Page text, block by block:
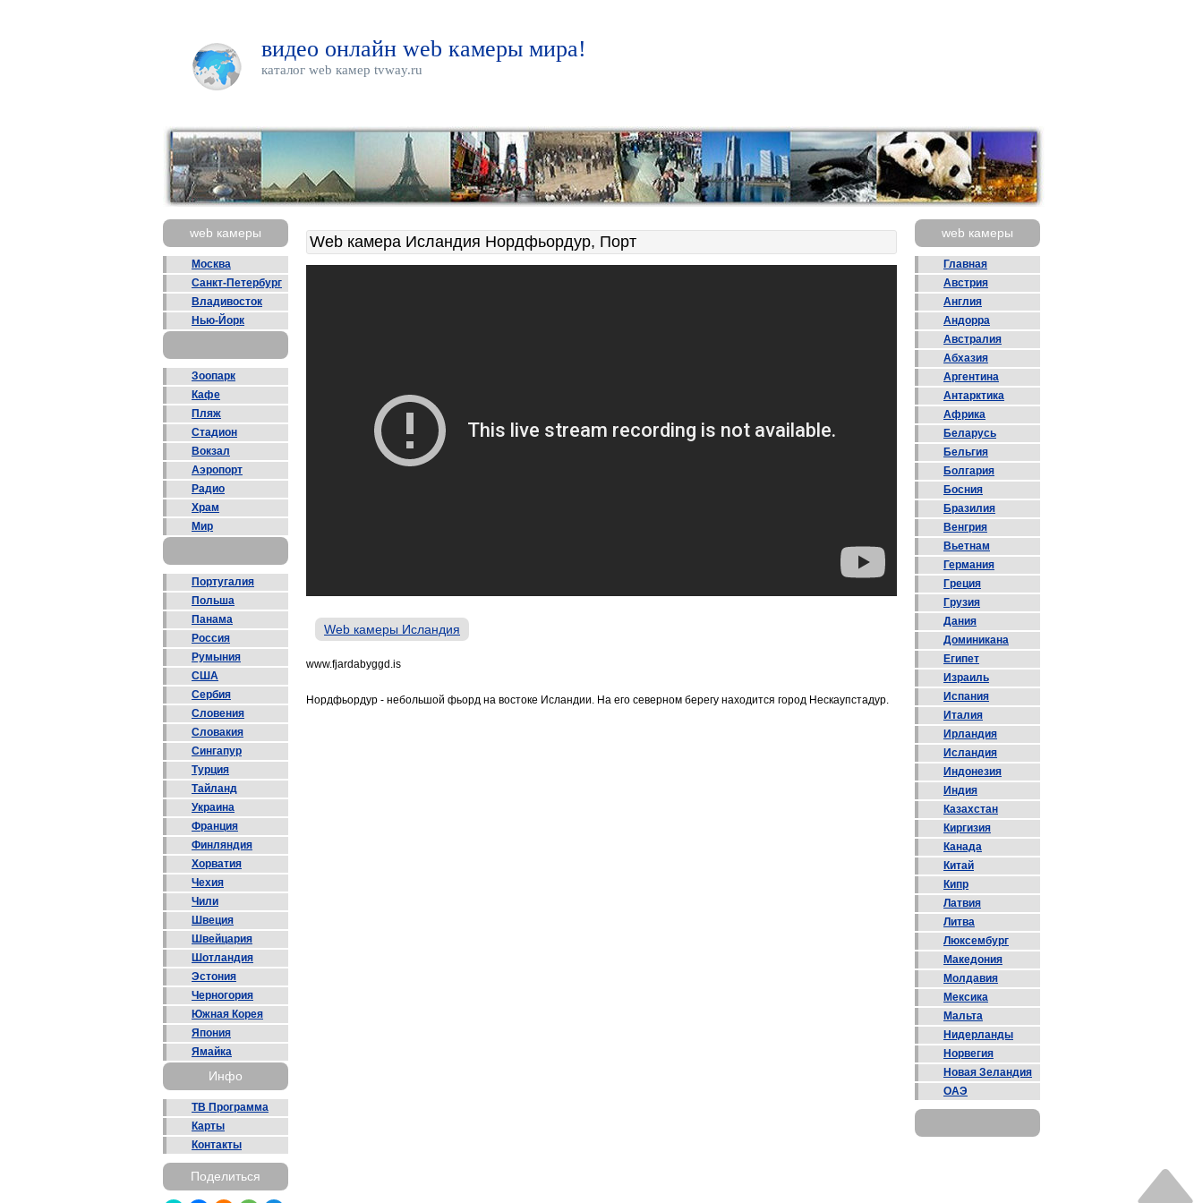
видео онлайн web камеры мира!
каталог web камер tvway.ru
web камеры
Москва
Санкт-Петербург
Владивосток
Нью-Йорк
Зоопарк
Кафе
Пляж
Стадион
Вокзал
Аэропорт
Радио
Храм
Мир
Португалия
Польша
Панама
Россия
Румыния
США
Сербия
Словения
Словакия
Сингапур
Турция
Тайланд
Украина
Франция
Финляндия
Хорватия
Чехия
Чили
Швеция
Швейцария
Шотландия
Эстония
Черногория
Южная Корея
Япония
Ямайка
Инфо
ТВ Программа
Карты
Контакты
Поделиться
web камеры
Главная
Австрия
Англия
Андорра
Австралия
Абхазия
Аргентина
Антарктика
Африка
Беларусь
Бельгия
Болгария
Босния
Бразилия
Венгрия
Вьетнам
Германия
Греция
Грузия
Дания
Доминикана
Египет
Израиль
Испания
Италия
Ирландия
Исландия
Индонезия
Индия
Казахстан
Киргизия
Канада
Китай
Кипр
Латвия
Литва
Люксембург
Македония
Молдавия
Мексика
Мальта
Нидерланды
Норвегия
Новая Зеландия
ОАЭ
Web камера Исландия Нордфьордур, Порт
Web камеры Исландия
www.fjardabyggd.is
Нордфьордур - небольшой фьорд на востоке Исландии. На его северном берегу находится город Нескаупстадур.